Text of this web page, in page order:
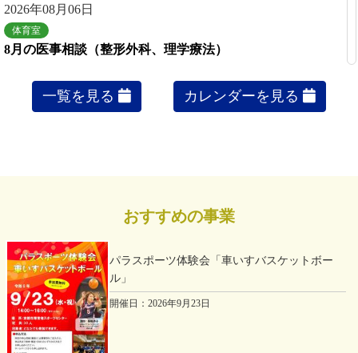
2026年04月11日
イベント・新着情報
広報紙「きょうとPaRaSpo! 2026春 vol.12」最新号を掲
契約職員募集のお知らせ ※契約期間（令和8年4月1日～
令和9年3月31日）
2026年02月14日
イベント・新着情報
京都マラソン2026開催に伴う、定期送迎場バス運行の休
2026年08月06日
体育室
8月の医事相談（整形外科、理学療法）
2026年08月08日
アーチェリー場
2026年08月11日
会議室
ボランティアスキルアップ研修会
2026年08月11日
一覧を見る カレンダーを見る
おすすめの事業
パラスポーツ体験会「車いすバスケットボー
ル」
開催日：2026年9月23日